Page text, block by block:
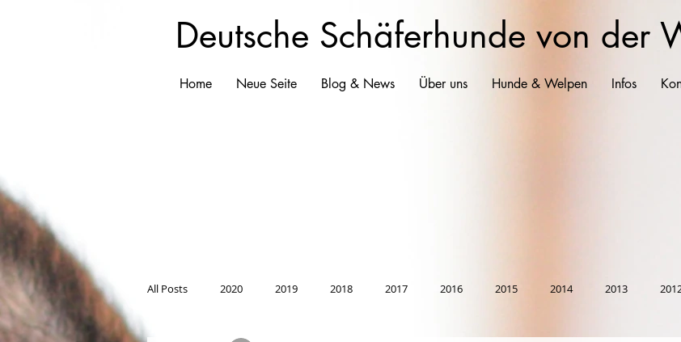
Deutsche Schäferhunde von der
All Posts 2020 2019 2018 2017 2016 2015 2014 2013
Home Neue Seite Blog & News Über uns Hunde & Welpen Infos